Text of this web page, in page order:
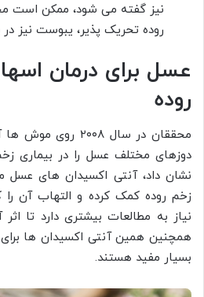
نیز گفته می شود، ممکن است
روده تحریک پذیر، یبوست نیز
عسل برای درمان
روده
محققان در سال ۲۰۰۸
دوزهای مختلف عسل را در بیماری
نشان داد، آنتی اکسیدان های عسل
زخم روده کمک کرده و التهاب آن
نیاز به مطالعات بیشتری دارد تا
همچنین همین آنتی اکسیدان ها برای
بسیار مفید هستند.